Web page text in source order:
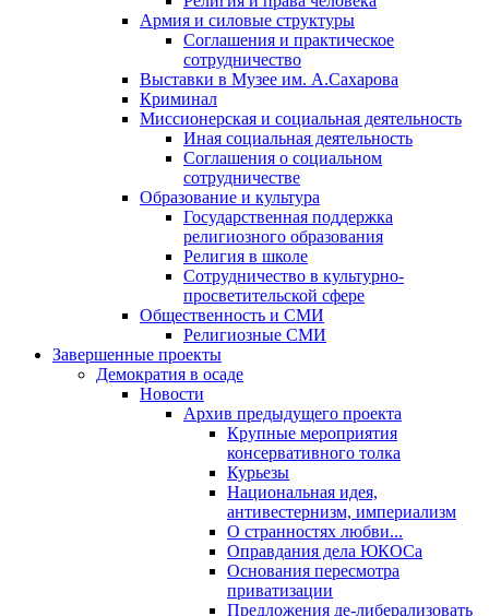
Армия и силовые структуры
Соглашения и практическое
сотрудничество
Выставки в Музее им. А.Сахарова
Криминал
Миссионерская и социальная деятельность
Иная социальная деятельность
Соглашения о социальном
сотрудничестве
Образование и культура
Государственная поддержка
религиозного образования
Религия в школе
Сотрудничество в культурно-
просветительской сфере
Общественность и СМИ
Религиозные СМИ
Завершенные проекты
Демократия в осаде
Новости
Архив предыдущего проекта
Крупные мероприятия
консервативного толка
Курьезы
Национальная идея,
антивестернизм, империализм
О странностях любви...
Оправдания дела ЮКОСа
Основания пересмотра
приватизации
Предложения де-либерализовать